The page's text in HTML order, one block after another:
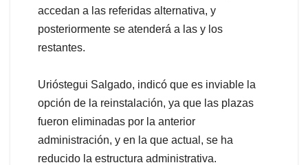
accedan a las referidas alternativa, y
posteriormente se atenderá a las y los
restantes.
Urióstegui Salgado, indicó que es inviable la
opción de la reinstalación, ya que las plazas
fueron eliminadas por la anterior
administración, y en la que actual, se ha
reducido la estructura administrativa.